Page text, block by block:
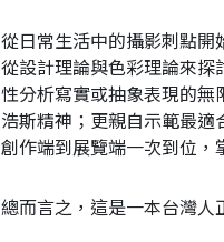
從日常生活中的攝影刺點開
從設計理論與色彩理論來
性分析寫實或抽象表現的無
浩斯精神；更親自示範最
創作端到展覽端一次到位，
總而言之，這是一本台灣人